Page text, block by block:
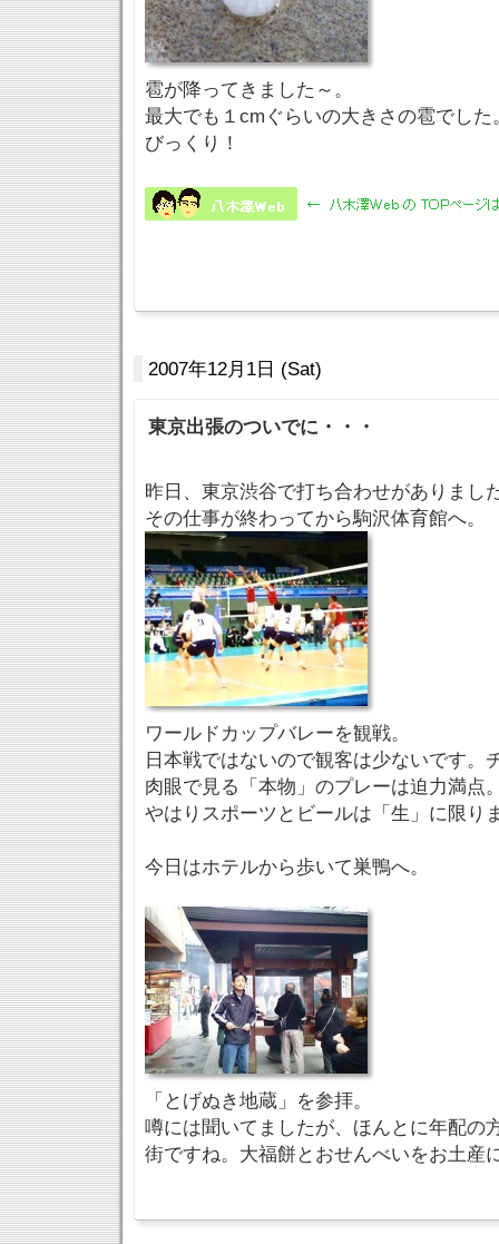
雹が降ってきました～。
最大でも１cmぐらいの大きさの雹でした
びっくり！
2007年12月1日 (Sat)
東京出張のついでに・・・
昨日、東京渋谷で打ち合わせがありまし
その仕事が終わってから駒沢体育館へ。
ワールドカップバレーを観戦。
日本戦ではないので観客は少ないです。
肉眼で見る「本物」のプレーは迫力満点
やはりスポーツとビールは「生」に限り
今日はホテルから歩いて巣鴨へ。
「とげぬき地蔵」を参拝。
噂には聞いてましたが、ほんとに年配の
街ですね。大福餅とおせんべいをお土産